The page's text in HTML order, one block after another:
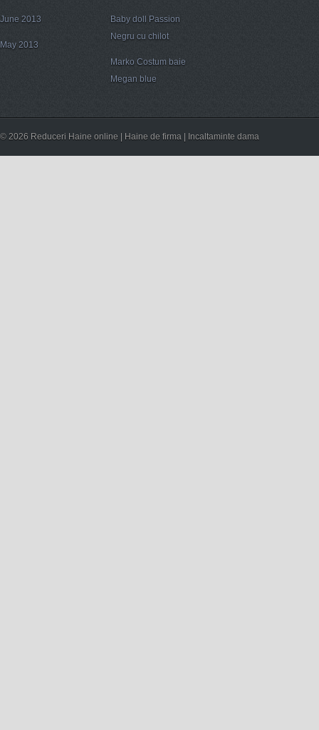
June 2013
May 2013
Baby doll Passion
Negru cu chilot
Marko Costum baie
Megan blue
© 2026 Reduceri Haine online | Haine de firma | Incaltaminte dama